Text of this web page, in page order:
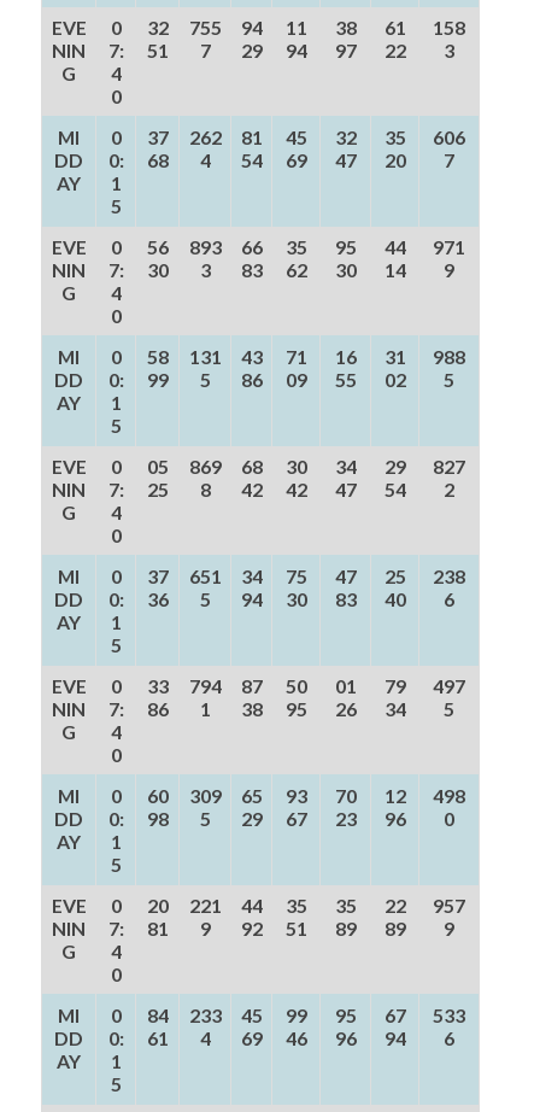
EVE
NIN
G
0
7:
4
0
32
51
755
7
94
29
11
94
38
97
61
22
158
3
MI
DD
AY
0
0:
1
5
37
68
262
4
81
54
45
69
32
47
35
20
606
7
EVE
NIN
G
0
7:
4
0
56
30
893
3
66
83
35
62
95
30
44
14
971
9
MI
DD
AY
0
0:
1
5
58
99
131
5
43
86
71
09
16
55
31
02
988
5
EVE
NIN
G
0
7:
4
0
05
25
869
8
68
42
30
42
34
47
29
54
827
2
MI
DD
AY
0
0:
1
5
37
36
651
5
34
94
75
30
47
83
25
40
238
6
EVE
NIN
G
0
7:
4
0
33
86
794
1
87
38
50
95
01
26
79
34
497
5
MI
DD
AY
0
0:
1
5
60
98
309
5
65
29
93
67
70
23
12
96
498
0
EVE
NIN
G
0
7:
4
0
20
81
221
9
44
92
35
51
35
89
22
89
957
9
MI
DD
AY
0
0:
1
5
84
61
233
4
45
69
99
46
95
96
67
94
533
6